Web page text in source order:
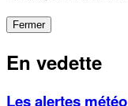
Fermer
En vedette
Les alertes